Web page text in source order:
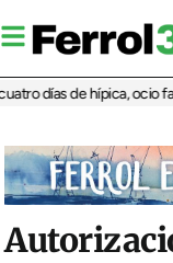
de hípica, ocio